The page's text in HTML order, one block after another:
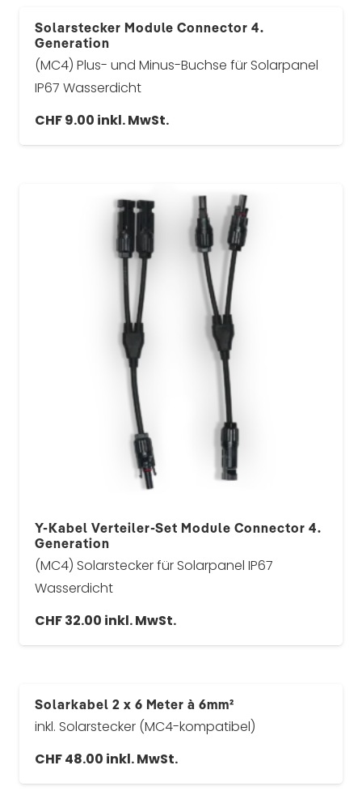
Solarstecker Module Connector 4.
Generation
(MC4) Plus- und Minus-Buchse für Solarpanel
IP67 Wasserdicht
CHF9.00 inkl. MwSt.
Y-Kabel Verteiler-Set Module Connector 4.
Generation
(MC4) Solarstecker für Solarpanel IP67
Wasserdicht
CHF32.00 inkl. MwSt.
Solarkabel 2 x 6 Meter à 6mm²
inkl. Solarstecker (MC4-kompatibel)
CHF48.00 inkl. MwSt.